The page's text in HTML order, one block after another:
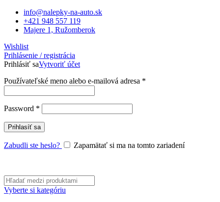
info@nalepky-na-auto.sk
+421 948 557 119
Majere 1, Ružomberok
Wishlist
Prihlásenie / registrácia
Prihlásiť saVytvoriť účet
Používateľské meno alebo e-mailová adresa *
Password *
Prihlasíť sa
Zabudli ste heslo? Zapamätať si ma na tomto zariadení
Vyberte si kategóriu